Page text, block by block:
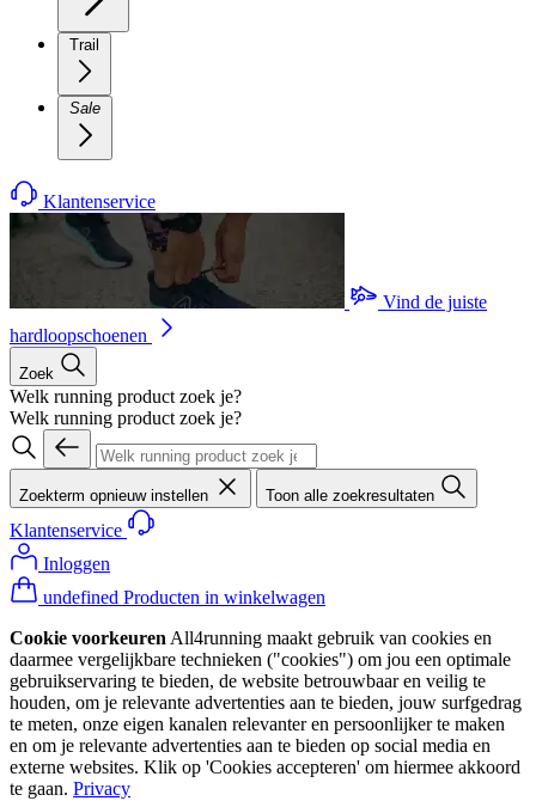
Trail
Sale
Klantenservice
Vind de juiste
hardloopschoenen
Zoek
Welk running product zoek je?
Welk running product zoek je?
Zoekterm opnieuw instellen Toon alle zoekresultaten
Klantenservice
Inloggen
undefined Producten in winkelwagen
Cookie voorkeuren All4running maakt gebruik van cookies en
daarmee vergelijkbare technieken ("cookies") om jou een optimale
gebruikservaring te bieden, de website betrouwbaar en veilig te
houden, om je relevante advertenties aan te bieden, jouw surfgedrag
te meten, onze eigen kanalen relevanter en persoonlijker te maken
en om je relevante advertenties aan te bieden op social media en
externe websites. Klik op 'Cookies accepteren' om hiermee akkoord
te gaan. Privacy